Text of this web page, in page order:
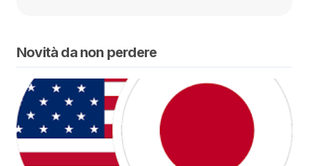
Novità da non perdere